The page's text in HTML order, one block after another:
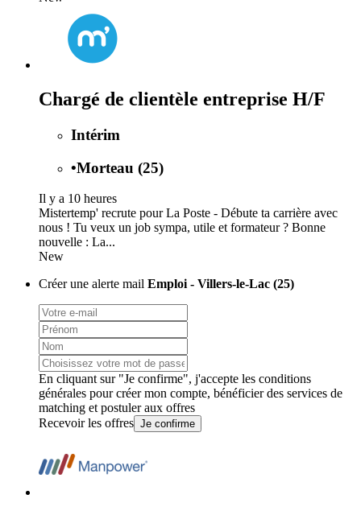
Chargé de clientèle entreprise H/F
Intérim
•Morteau (25)
Il y a 10 heures
Mistertemp' recrute pour La Poste - Débute ta carrière avec
nous ! Tu veux un job sympa, utile et formateur ? Bonne
nouvelle : La...
New
Créer une alerte mail Emploi - Villers-le-Lac (25)
En cliquant sur "Je confirme", j'accepte les conditions
générales pour créer mon compte, bénéficier des services de
matching et postuler aux offres
Recevoir les offres Je confirme